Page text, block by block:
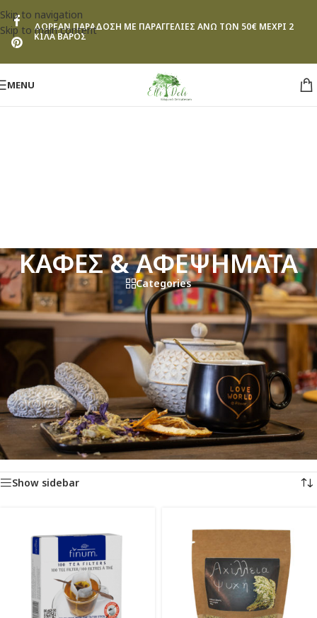
Skip to navigation
Skip to main content
ΔΩΡΕΑΝ ΠΑΡΑΔΟΣΗ ΜΕ ΠΑΡΑΓΓΕΛΙΕΣ ΑΝΩ ΤΩΝ 50€ ΜΕΧΡΙ 2
ΚΙΛΑ ΒΑΡΟΣ
MENU
ΚΑΦΕΣ & ΑΦΕΨΗΜΑΤΑ
Categories
Αρχική σελίδα/ΚΑΦΕΣ & ΑΦΕΨΗΜΑΤΑ
Βλέπετε 1–48 από 57 αποτελέσματα
Show sidebar